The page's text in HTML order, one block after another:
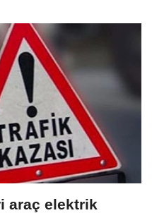
araç elektrik